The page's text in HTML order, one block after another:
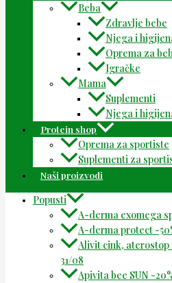
Beba
Zdravlje bebe
Njega i
Oprema za
Igračke
Mama
Suplementi
Njega i
Protein shop
Oprema za sportiste
Suplementi za
Naši proizvodi
Popusti
A-derma exomega
A-derma protect -
Alivit cink,
31/08
Apivita bee SUN -